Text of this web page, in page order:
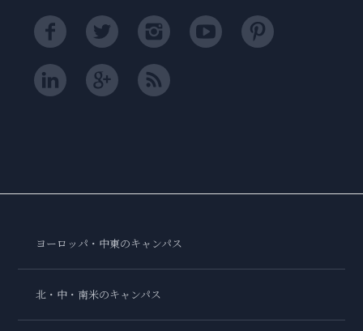
ヨーロッパ・中東のキャンパス
北・中・南米のキャンパス